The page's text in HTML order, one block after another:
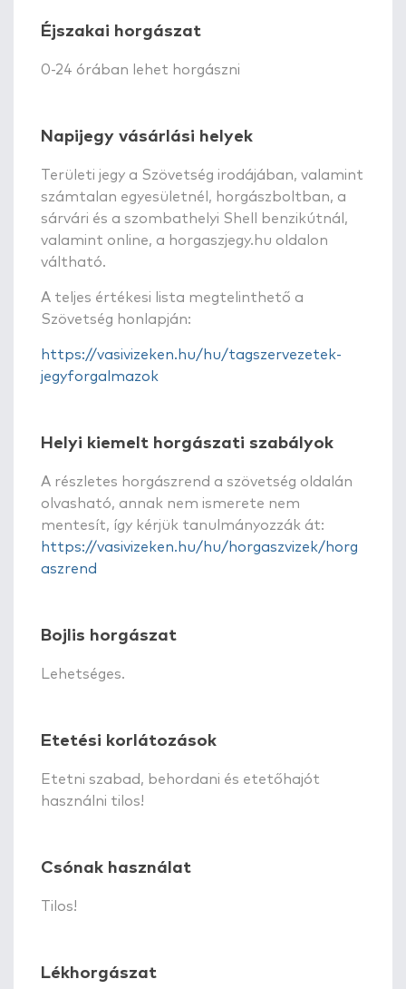
Éjszakai horgászat
0-24 órában lehet horgászni
Napijegy vásárlási helyek
Területi jegy a Szövetség irodájában, valamint
számtalan egyesületnél, horgászboltban, a
sárvári és a szombathelyi Shell benzikútnál,
valamint online, a horgaszjegy.hu oldalon
váltható.
A teljes értékesi lista megtelinthető a
Szövetség honlapján:
https://vasivizeken.hu/hu/tagszervezetek-
jegyforgalmazok
Helyi kiemelt horgászati szabályok
A részletes horgászrend a szövetség oldalán
olvasható, annak nem ismerete nem
mentesít, így kérjük tanulmányozzák át:
https://vasivizeken.hu/hu/horgaszvizek/horg
aszrend
Bojlis horgászat
Lehetséges.
Etetési korlátozások
Etetni szabad, behordani és etetőhajót
használni tilos!
Csónak használat
Tilos!
Lékhorgászat